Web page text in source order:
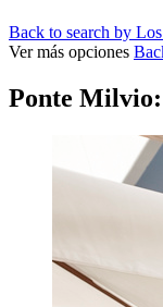
Back to search by
Ver más opciones
Ponte Milvio: